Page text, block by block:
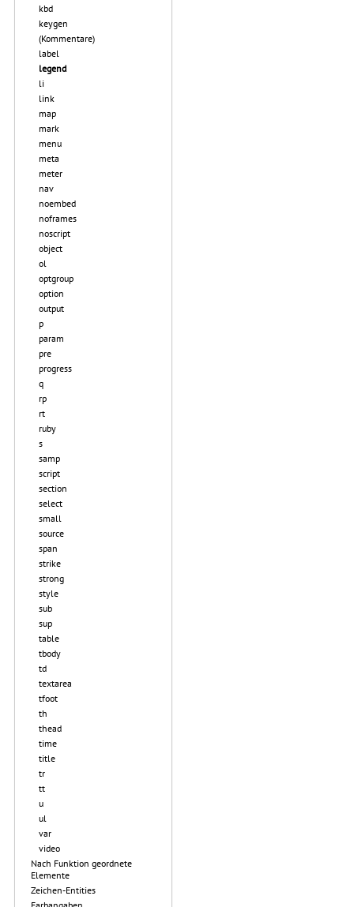
kbd
keygen
(Kommentare)
label
legend
li
link
map
mark
menu
meta
meter
nav
noembed
noframes
noscript
object
ol
optgroup
option
output
p
param
pre
progress
q
rp
rt
ruby
s
samp
script
section
select
small
source
span
strike
strong
style
sub
sup
table
tbody
td
textarea
tfoot
th
thead
time
title
tr
tt
u
ul
var
video
Nach Funktion geordnete
Elemente
Zeichen-Entities